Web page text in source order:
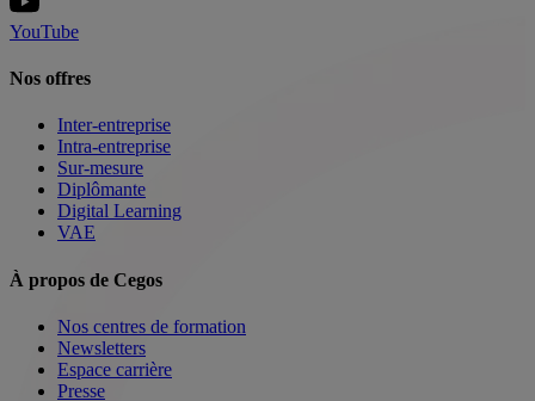
YouTube
Nos offres
Inter-entreprise
Intra-entreprise
Sur-mesure
Diplômante
Digital Learning
VAE
À propos de Cegos
Nos centres de formation
Newsletters
Espace carrière
Presse